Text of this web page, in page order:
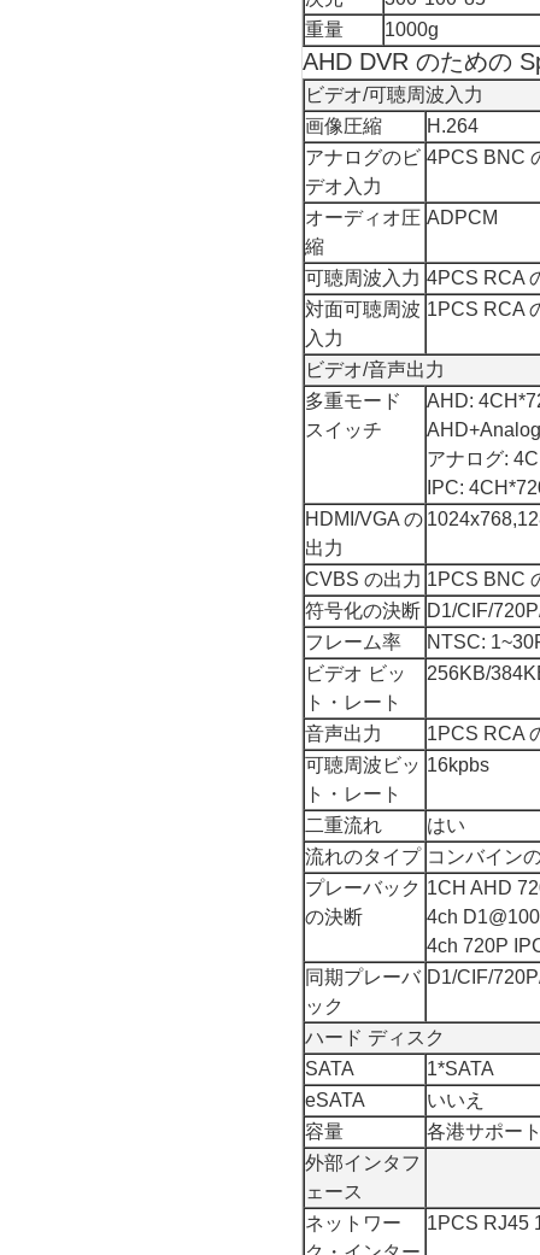
重量
1000g
AHD DVR のための
ビデオ/可聴周波入力
画像圧縮
H.264
アナログのビ
デオ入力
4PCS BNC
オーディオ圧
縮
ADPCM
可聴周波入力 4PCS RCA
対面可聴周波
入力
1PCS RCA
ビデオ/音声出力
多重モード
スイッチ
AHD:
アナログ:
IPC:
HDMI/VGA の
出力
CVBS の出力 1PCS BNC
符号化の決断 D1/CIF/
フレーム率
NTSC:
ビデオ ビッ
ト・レート
256KB/
音声出力
1PCS RCA
可聴周波ビッ
ト・レート
16kpbs
二重流れ
はい
流れのタイプ コンバイン
プレーバック
の決断
1CH AHD
4ch
4ch 720P
同期プレーバ
ック
D1/CIF/
ハード ディスク
SATA
1*SATA
eSATA
いいえ
容量
各港サポー
外部インタフ
ェース
ネットワー
1PCS RJ45